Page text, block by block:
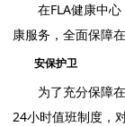
在FLA健康中心
康服务，全面保障
安保护卫
为了充分保障在
24小时值班制度，